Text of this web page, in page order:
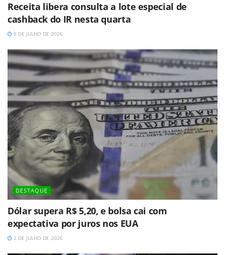
Receita libera consulta a lote especial de
cashback do IR nesta quarta
8 DE JULHO DE 2026
DESTAQUE
Dólar supera R$ 5,20, e bolsa cai com
expectativa por juros nos EUA
2 DE JULHO DE 2026